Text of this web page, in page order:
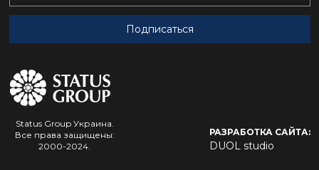
Status Group Украина.
Все права защищены:
2000-2024.
РАЗРАБОТКА САЙТА:
DUOL studio